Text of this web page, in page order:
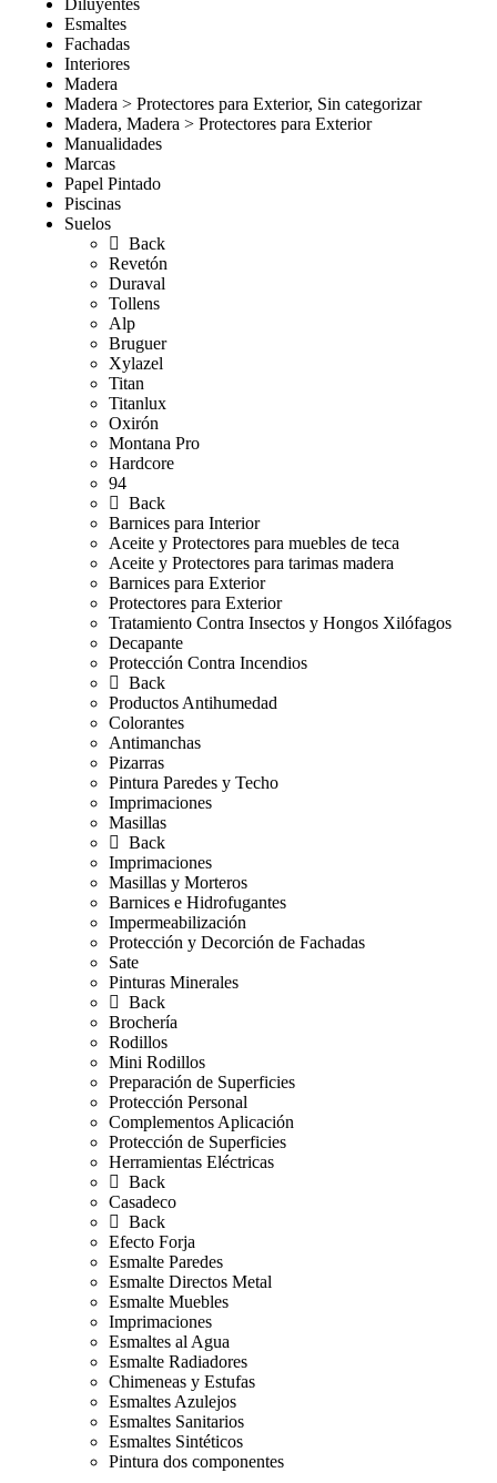
Esmaltes
Fachadas
Interiores
Madera
Madera > Protectores para Exterior, Sin categorizar
Madera, Madera > Protectores para Exterior
Manualidades
Marcas
Papel Pintado
Piscinas
Suelos
Back
Revetón
Duraval
Tollens
Alp
Bruguer
Xylazel
Titan
Titanlux
Oxirón
Montana Pro
Hardcore
94
Back
Barnices para Interior
Aceite y Protectores para muebles de teca
Aceite y Protectores para tarimas madera
Barnices para Exterior
Protectores para Exterior
Tratamiento Contra Insectos y Hongos Xilófagos
Decapante
Protección Contra Incendios
Back
Productos Antihumedad
Colorantes
Antimanchas
Pizarras
Pintura Paredes y Techo
Imprimaciones
Masillas
Back
Imprimaciones
Masillas y Morteros
Barnices e Hidrofugantes
Impermeabilización
Protección y Decorción de Fachadas
Sate
Pinturas Minerales
Back
Brochería
Rodillos
Mini Rodillos
Preparación de Superficies
Protección Personal
Complementos Aplicación
Protección de Superficies
Herramientas Eléctricas
Back
Casadeco
Back
Efecto Forja
Esmalte Paredes
Esmalte Directos Metal
Esmalte Muebles
Imprimaciones
Esmaltes al Agua
Esmalte Radiadores
Chimeneas y Estufas
Esmaltes Azulejos
Esmaltes Sanitarios
Esmaltes Sintéticos
Pintura dos componentes